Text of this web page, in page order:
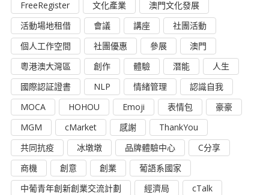
FreeRegister
文化產業
澳門文化發展
活動場地租借
會議 講座
社團活動
個人工作空間
社團優惠 參展
澳門
粵港澳大灣區
創作 體驗 潛能
人生
國際認証證書
NLP 情緒管理
認識自我
MOCA
HOHOU Emoji 表情包
豪豪
MGM
cMarket 感謝
ThankYou
共同抗疫
冰墩墩 品牌體驗中心
C分享
商機
創意 創業
葡語系國家
中葡青年創新創業交流計劃
經濟局
cTalk